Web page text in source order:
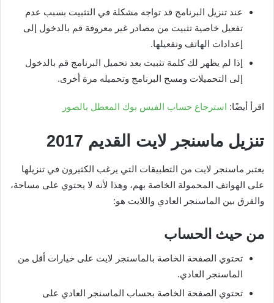
عند تنزيل البرنامج قد تواجه مشكلة في التثبيت بسبب عدم
تفعيل خاصية تثبيت من مصادر غير معروفة قم بالدخول إلى
إعدادات الهاتف وتفعيلها.
إذا لم يظهر لك كلمة تثبيت بعد تحميل البرنامج قم بالدخول
إلى التحميلات ومسح البرنامج وتحميله مرة أخرى.
اقرأ أيضًا: استرجاع حساب الفيس بوك المعطل بالصور
تنزيل ماسنجر لايت القديم 2017
يعتبر ماسنجر لايت من التطبيقات التي يرغب الكثيرون في تنزيلها
على الهواتف المحمولة الخاصة بهم، وهذا لأنه لا يحتوي على مساحة،
والفرق بين الماسنجر العادي واللايت هو:
من حيث الحساب
تحتوي الصفحة الخاصة بالماسنجر لايت على خيارات أقل من
الماسنجر العادي.
تحتوي الصفحة الخاصة بحساب الماسنجر العادي على